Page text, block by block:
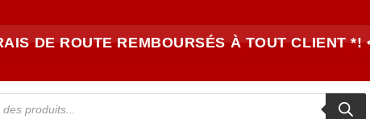
DE ROUTE REMBOURSÉS À TOUT CLIENT *!